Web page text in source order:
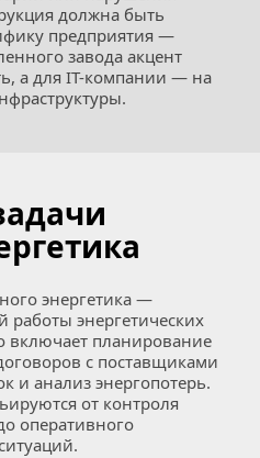
должна быть
предприятия —
завода акцент
а для IT-компании — на
энергетика —
работы энергетических
включает планирование
с поставщиками
и анализ энергопотерь.
от контроля
оперативного